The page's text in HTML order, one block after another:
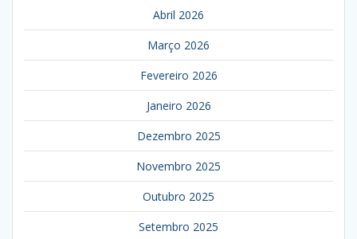
Abril 2026
Março 2026
Fevereiro 2026
Janeiro 2026
Dezembro 2025
Novembro 2025
Outubro 2025
Setembro 2025